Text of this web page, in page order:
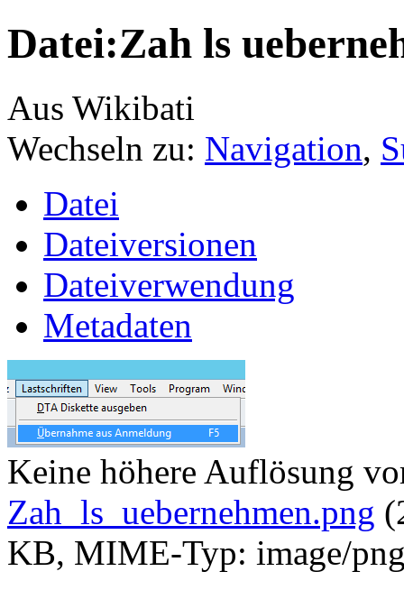
Datei:Zah ls
Aus Wikibati
Wechseln zu: Navigation,
Datei
Dateiversionen
Dateiverwendung
Metadaten
Keine höhere Auflösung
Zah_ls_uebernehmen.png
KB, MIME-Typ: image/